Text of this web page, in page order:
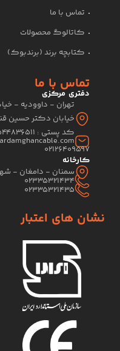
تماس با ما
کاتالوگ محصولات
کتابچه برند (برندبوک)
تماس با ما
دفتری مرکزی
تهران - داوودیه -
خیابان دکتر حسین قندی (
کد پستی : 1544836511
02126409597
کارخانه
سمنان - دامغان -
02335321434
02335321435
نشان های اعتبار